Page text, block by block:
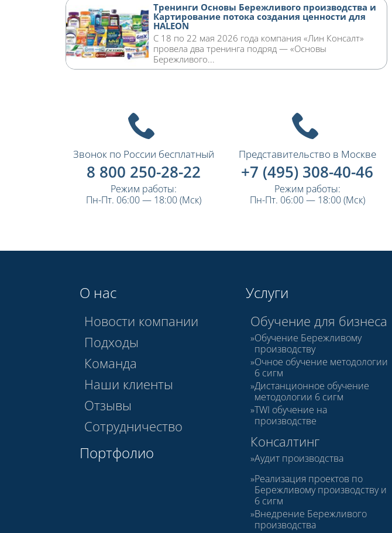
Тренинги Основы Бережливого производства и
Картирование потока создания ценности для
HALEON
С 18 по 22 мая 2026 года компания «Лин Консалт»
провела два тренинга подряд — «Основы
Бережливого...
Звонок по России бесплатный
8 800 250-28-22
Режим работы:
Пн-Пт. 06:00 — 18:00 (Мск)
Представительство в Москве
+7 (495) 308-40-46
Режим работы:
Пн-Пт. 06:00 — 18:00 (Мск)
О нас
Новости компании
Подходы
Команда
Наши клиенты
Отзывы
Сотрудничество
Портфолио
Услуги
Обучение для бизнеса
Обучение Бережливому
производству
Очное обучение методологии
6 сигм
Дистанционное обучение
методологии 6 сигм
TWI обучение на
производстве
Консалтинг
Аудит производства
Реализация проектов по
Бережливому производству и
6 сигм
Внедрение Бережливого
производства